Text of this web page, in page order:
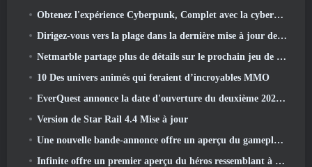
Obtenez l'expérience Cyberpunk, Complet avec la cyberpsychose, Dans le prochain événement crossover d’Apex Legends
Dirigez-vous vers la plage dans la dernière mise à jour de Palia
Netmarble partage plus de détails sur le prochain jeu de mise à niveau solo, Mise à niveau en solo: KARMA à l’Anime Expo
10 Des univers animés qui feraient d’incroyables MMO
EverQuest annonce la date d'ouverture du deuxième 2026 Serveur d'extension temporisé
Version de Star Rail 4.4 Mise à jour
Une nouvelle bande-annonce offre un aperçu du gameplay de Silver Palace
Infinite offre un premier aperçu du héros ressemblant à une sirène à venir dans le printemps-été 2013: Lumière du soir